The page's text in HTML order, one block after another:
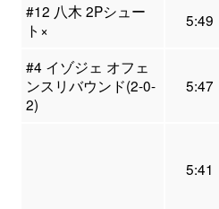
#12 八木 2Pシュー
ト×
5:49
#4 イゾジェ オフェ
ンスリバウンド(2-0-
2)
5:47
5:41